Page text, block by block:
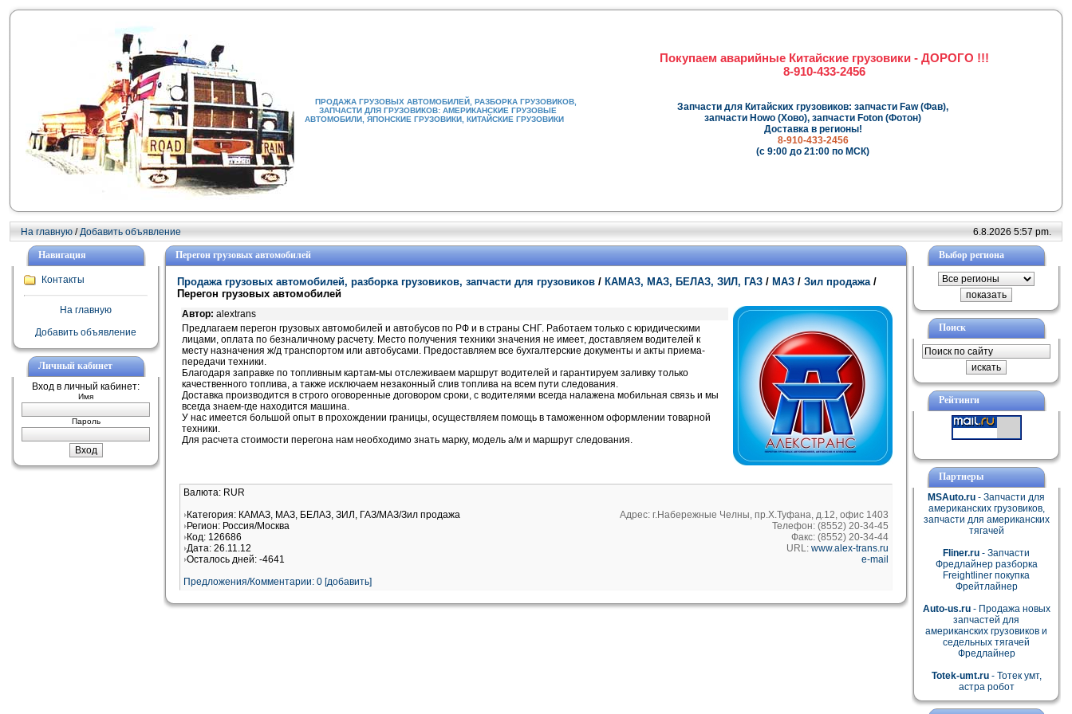
ПРОДАЖА ГРУЗОВЫХ АВТОМОБИЛЕЙ, РАЗБОРКА ГРУЗОВИКОВ,
ЗАПЧАСТИ ДЛЯ ГРУЗОВИКОВ: АМЕРИКАНСКИЕ ГРУЗОВЫЕ
АВТОМОБИЛИ, ЯПОНСКИЕ ГРУЗОВИКИ, КИТАЙСКИЕ ГРУЗОВИКИ
Покупаем аварийные Китайские грузовики - ДОРОГО !!!
8-910-433-2456
Запчасти для Китайских грузовиков: запчасти Faw (Фав),
запчасти Howo (Хово), запчасти Foton (Фотон)
Доставка в регионы!
8-910-433-2456
(с 9:00 до 21:00 по МСК)
На главную /Добавить объявление 6.8.2026 5:57 pm.
Навигация
Контакты
На главную
Добавить объявление
Личный кабинет
Вход в личный кабинет:
Имя
Пароль
Перегон грузовых автомобилей
Продажа грузовых автомобилей, разборка грузовиков, запчасти для грузовиков / КАМАЗ, МАЗ, БЕЛАЗ, ЗИЛ, ГАЗ / МАЗ / Зил продажа/
Перегон грузовых автомобилей
Автор: alextrans
Предлагаем перегон грузовых автомобилей и автобусов по РФ и в страны СНГ. Работаем только с юридическими
лицами, оплата по безналичному расчету. Место получения техники значения не имеет, доставляем водителей к
месту назначения ж/д транспортом или автобусами. Предоставляем все бухгалтерские документы и акты приема-
передачи техники.
Благодаря заправке по топливным картам-мы отслеживаем маршрут водителей и гарантируем заливку только
качественного топлива, а также исключаем незаконный слив топлива на всем пути следования.
Доставка производится в строго оговоренные договором сроки, с водителями всегда налажена мобильная связь и мы
всегда знаем-где находится машина.
У нас имеется большой опыт в прохождении границы, осуществляем помощь в таможенном оформлении товарной
техники.
Для расчета стоимости перегона нам необходимо знать марку, модель а/м и маршрут следования.
Валюта: RUR
Категория: КАМАЗ, МАЗ, БЕЛАЗ, ЗИЛ, ГАЗ/МАЗ/Зил продажа
Регион: Россия/Москва
Код: 126686
Дата: 26.11.12
Осталось дней: -4641
Предложения/Комментарии: 0 [добавить]
Адрес: г.Набережные Челны, пр.Х.Туфана, д.12, офис 1403
Телефон: (8552) 20-34-45
Факс: (8552) 20-34-44
URL: www.alex-trans.ru
e-mail
Выбор региона
Поиск
Рейтинги
Партнеры
MSAuto.ru - Запчасти для
американских грузовиков,
запчасти для американских
тягачей
Fliner.ru - Запчасти
Фредлайнер разборка
Freightliner покупка
Фрейтлайнер
Auto-us.ru- Продажа новых
запчастей для
американских грузовиков и
седельных тягачей
Фредлайнер
Totek-umt.ru- Тотек умт,
астра робот